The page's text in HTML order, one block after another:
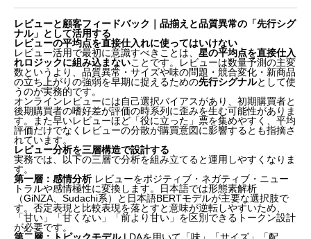
レビューと顧客フィードバック｜品揃えと品質異常の「先行シグ
ナル」として活用する
レビューの平均点を直接仕入れに使ってはいけない
レビュー活用で最初に意識すべきことは、 星の平均点を直接仕入
れロジックに組み込まないことです。レビューは数量予測の主変
数というより、品質異常・サイズや味の問題・競合変化・新商品
の立ち上がりの強弱を早期に捉えるための先行シグナルとして使
うのが実務的です。
オンラインレビューには自己選択バイアスがあり、初期購買者と
後期購買者の嗜好差が評価の時系列に歪みを生む可能性がありま
す。また早いレビューほど「役に立った」票を集めやすく、平均
評価だけでなくレビューの分散が購買意図に影響するとも指摘さ
れています。
レビュー分析を三層構造で設計する
実務では、以下の三層で分析を組み立てると運用しやすくなりま
す。
第一層：感情分析レビューをポジティブ・ネガティブ・ニュー
トラルや感情極性に変換します。日本語では形態素解析
（GiNZA、Sudachi系）と日本語BERTモデルが主要な選択肢で
す。否定表現と比較表現を落とすと意味が逆転しやすいため、
「甘い」「甘くない」「前より甘い」を区別できるトークン設計
が必要です。